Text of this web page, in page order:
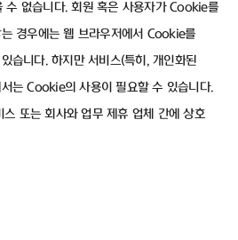
수 없습니다. 회원 혹은 사용자가 Cookie를
경우에는 웹 브라우저에서 Cookie를
습니다. 하지만 서비스(특히, 개인화된
는 Cookie의 사용이 필요할 수 있습니다.
또는 회사와 업무 제휴 업체 간에 상호